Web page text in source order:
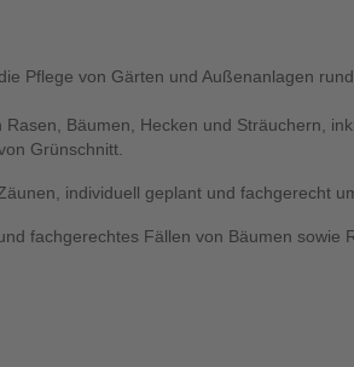
Pflege von Gärten und Außenanlagen rund
Rasen, Bäumen, Hecken und Sträuchern,
Grünschnitt.
individuell geplant und fachgerecht
fachgerechtes Fällen von Bäumen sowie